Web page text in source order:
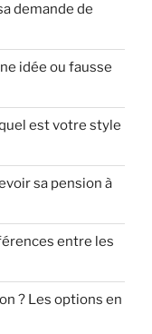
demande de
idée ou fausse
est votre style
sa pension à
entre les
? Les options en